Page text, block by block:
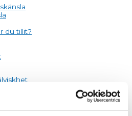
du tillit?
BLOGG